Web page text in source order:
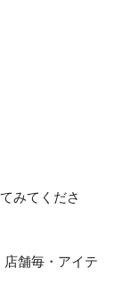
みてくださ
店舗毎・アイテ